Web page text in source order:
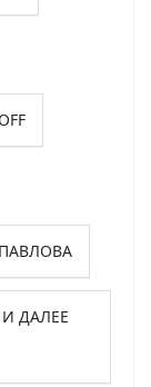
ДАЛЕЕ